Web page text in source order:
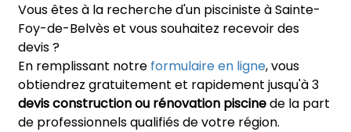
Vous êtes à la recherche d'un pisciniste à Sainte-
Foy-de-Belvès et vous souhaitez recevoir des
devis ?
En remplissant notre formulaire en ligne, vous
obtiendrez gratuitement et rapidement jusqu'à 3
devis construction ou rénovation piscinede la part
de professionnels qualifiés de votre région.